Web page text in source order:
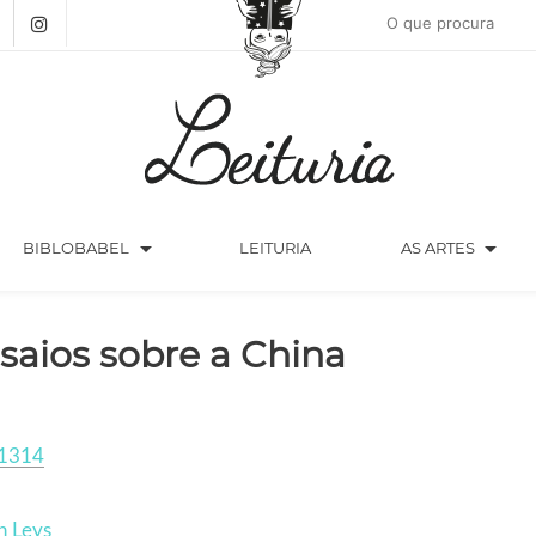
BIBLOBABEL arrow_drop_down LEITURIA AS ARTES arrow_drop_down
sobre a China
Leys